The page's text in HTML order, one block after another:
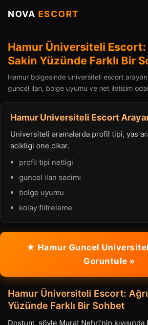
NOVA ESCORT
Hamur Üniversiteli Escort:
Sakin Yüzünde Farklı Bir
Hamur bolgesinde universiteli escort
guncel ilan, bolge uyumu ve net iletisim
Hamur Universiteli Escort
Universiteli aramalarda profil tipi, yas
acikligi one cikar.
profil tipi netligi
guncel ilan secimi
bolge uyumu
kolay filtreleme
★ Hamur Guncel
Goruntule »
Hamur Üniversiteli Escort:
Yüzünde Farklı Bir Sohbet
Dostum, şöyle Murat Nehri'nin